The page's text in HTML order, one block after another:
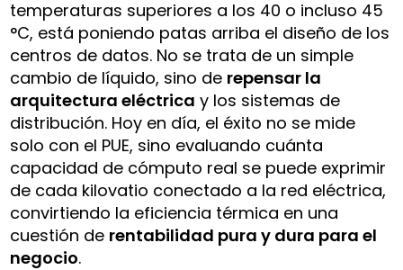
temperaturas superiores a los 40 o incluso 45
°C, está poniendo patas arriba el diseño de los
centros de datos. No se trata de un simple
cambio de líquido, sino de repensar la
arquitectura eléctrica y los sistemas de
distribución. Hoy en día, el éxito no se mide
solo con el PUE, sino evaluando cuánta
capacidad de cómputo real se puede exprimir
de cada kilovatio conectado a la red eléctrica,
convirtiendo la eficiencia térmica en una
cuestión de rentabilidad pura y dura para el
negocio.